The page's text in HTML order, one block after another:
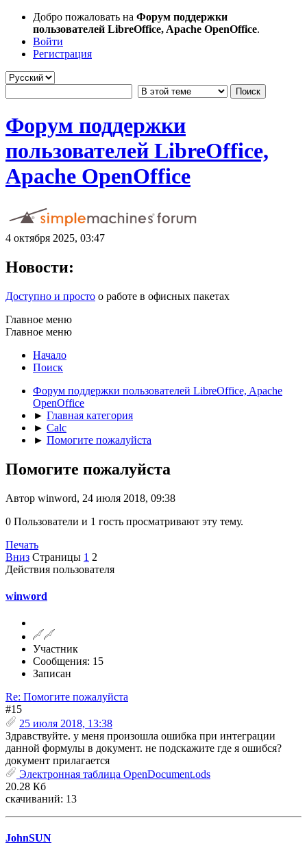
Добро пожаловать на Форум поддержки
пользователей LibreOffice, Apache OpenOffice.
Войти
Регистрация
Форум поддержки
пользователей LibreOffice,
Apache OpenOffice
4 октября 2025, 03:47
Новости:
Доступно и просто о работе в офисных пакетах
Главное меню
Главное меню
Начало
Поиск
Форум поддержки пользователей LibreOffice, Apache
OpenOffice
► Главная категория
► Calc
► Помогите пожалуйста
Помогите пожалуйста
Автор winword, 24 июля 2018, 09:38
0 Пользователи и 1 гость просматривают эту тему.
Печать
Вниз Страницы 1 2
Действия пользователя
winword
Участник
Сообщения: 15
Записан
Re: Помогите пожалуйста
#15
25 июля 2018, 13:38
Здравствуйте. у меня произошла ошибка при интеграции
данной формулы в документ. не подскажите где я ошибся?
документ прилагается
Электронная таблица OpenDocument.ods
20.28 Кб
скачиваний: 13
JohnSUN